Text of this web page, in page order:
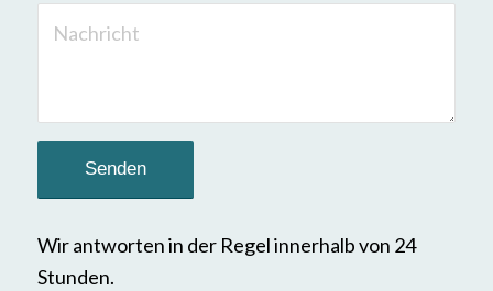
Wir antworten in der Regel innerhalb von 24
Stunden.